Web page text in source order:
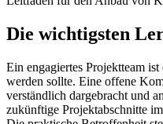
Die wichtigsten
Ein engagiertes Projektteam
werden sollte. Eine offene
verständlich dargebracht und
zukünftige Projektabschnitte